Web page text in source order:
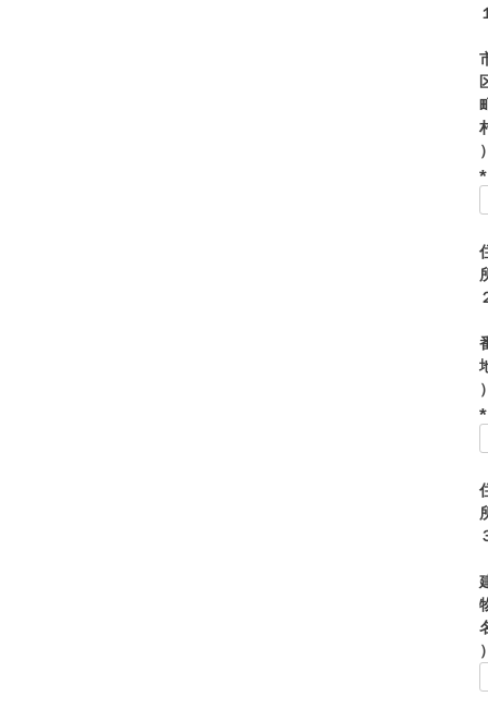
)
)